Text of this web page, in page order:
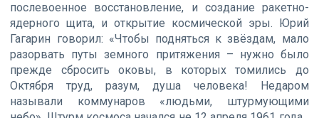
послевоенное восстановление, и создание ракетно-
ядерного щита, и открытие космической эры. Юрий
Гагарин говорил: «Чтобы подняться к звёздам, мало
разорвать путы земного притяжения – нужно было
прежде сбросить оковы, в которых томились до
Октября труд, разум, душа человека! Недаром
называли коммунаров «людьми, штурмующими